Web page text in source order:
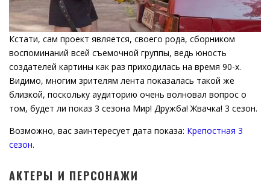
Кстати, сам проект является, своего рода, сборником
воспоминаний всей съемочной группы, ведь юность
создателей картины как раз приходилась на время 90-х.
Видимо, многим зрителям лента показалась такой же
близкой, поскольку аудиторию очень волновал вопрос о
том, будет ли показ 3 сезона Мир! Дружба! Жвачка! 3 сезон.
Возможно, вас заинтересует дата показа: Крепостная 3
сезон.
АКТЕРЫ И ПЕРСОНАЖИ